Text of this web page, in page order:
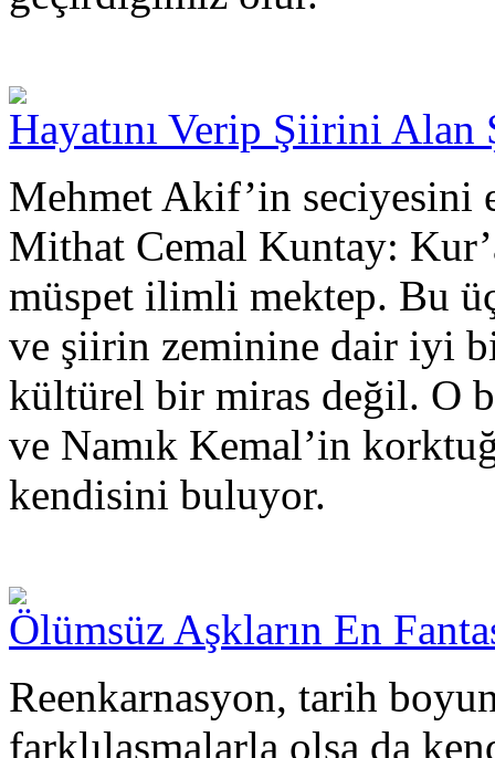
Hayatını Verip Şiirini
Mehmet Akif’in seciyesini
Mithat Cemal Kuntay:
müspet ilimli mektep. Bu
ve şiirin zeminine dair iyi
kültürel bir miras değil. O
ve Namık Kemal’in
kendisini buluyor.
Ölümsüz Aşkların En
Reenkarnasyon, tarih
farklılaşmalarla olsa da